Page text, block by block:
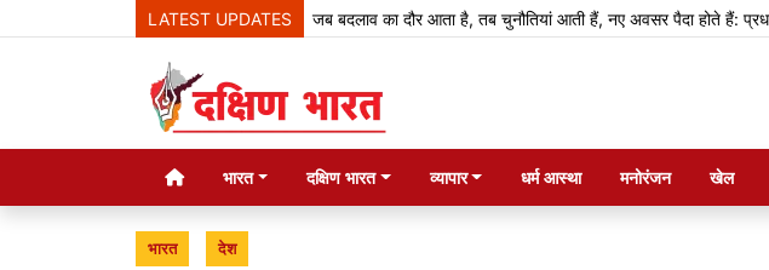
LATEST UPDATESजब बदलाव का दौर आता है, तब चुनौतियां आती हैं, नए अवसर पैदा होते हैं: प्रधानमंत्री
भारत दक्षिण भारत व्यापार धर्म आस्था मनोरंजन खेल
भारत देश